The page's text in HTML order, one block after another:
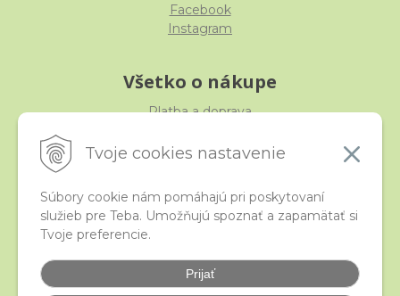
Tvoje cookies nastavenie
Súbory cookie nám pomáhajú pri poskytovaní
služieb pre Teba. Umožňujú spoznať a zapamätať si
Tvoje preferencie.
Prijať
Facebook
Instagram
Všetko o nákupe
Platba a doprava
Obchodné podmienky
iStraka
Veľkoobchod
Najčastejšie otázky